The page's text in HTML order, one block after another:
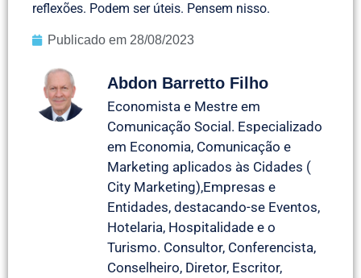
reflexões. Podem ser úteis. Pensem nisso.
Publicado em 28/08/2023
Abdon Barretto Filho
Economista e Mestre em
Comunicação Social. Especializado
em Economia, Comunicação e
Marketing aplicados às Cidades (
City Marketing),Empresas e
Entidades, destacando-se Eventos,
Hotelaria, Hospitalidade e o
Turismo. Consultor, Conferencista,
Conselheiro, Diretor, Escritor,